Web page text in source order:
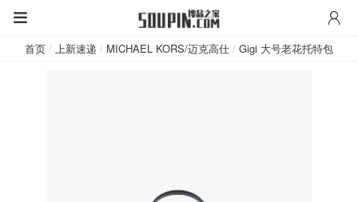
首页 / 上新速递 / MICHAEL KORS/迈克高仕 / Gigi 大号老花托特包
MICHAEL KORS/迈克高仕